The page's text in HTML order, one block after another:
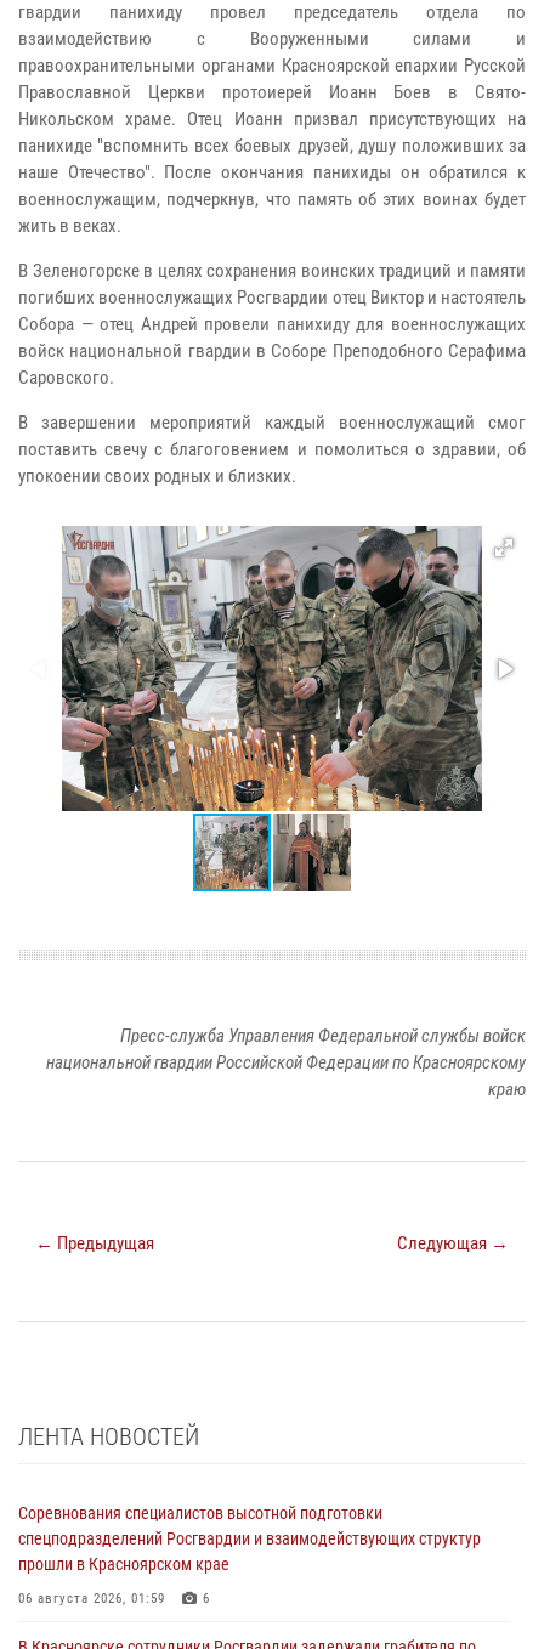
гвардии панихиду провел председатель отдела по
взаимодействию с Вооруженными силами и
правоохранительными органами Красноярской епархии Русской
Православной Церкви протоиерей Иоанн Боев в Свято-
Никольском храме. Отец Иоанн призвал присутствующих на
панихиде "вспомнить всех боевых друзей, душу положивших за
наше Отечество". После окончания панихиды он обратился к
военнослужащим, подчеркнув, что память об этих воинах будет
жить в веках.
В Зеленогорске в целях сохранения воинских традиций и памяти
погибших военнослужащих Росгвардии отец Виктор и настоятель
Собора — отец Андрей провели панихиду для военнослужащих
войск национальной гвардии в Соборе Преподобного Серафима
Саровского.
В завершении мероприятий каждый военнослужащий смог
поставить свечу с благоговением и помолиться о здравии, об
упокоении своих родных и близких.
Пресс-служба Управления Федеральной службы войск
национальной гвардии Российской Федерации по Красноярскому
краю
← Предыдущая Следующая →
ЛЕНТА НОВОСТЕЙ
Соревнования специалистов высотной подготовки
спецподразделений Росгвардии и взаимодействующих структур
прошли в Красноярском крае
06 августа 2026, 01:59 6